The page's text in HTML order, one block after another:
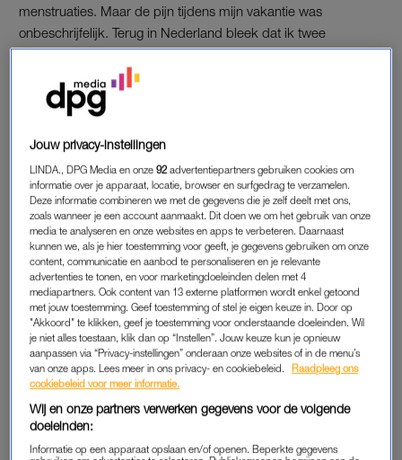
menstruaties. Maar de pijn tijdens mijn vakantie was
onbeschrijfelijk. Terug in Nederland bleek dat ik twee
nierinfarcten heb gehad. Dat verklaarde die extreme buikpijn.”
“De diagnose van mijn pijn was fijn, maar vrij kort daarna
begon eigenlijk pas de ellende. Ik kreeg last van enorme
vaginale bloedingen. Het gebruik van tampons of
maandverband was kansloos. Het bloed stroomde er letterlijk
uit. Hierdoor belandde ik in totaal vijf maanden lang, drie à vier
dagen per maand in een ziekenhuisbed.”
“Uit angst dat de boel verstopt zou raken, kreeg ik een
katheter om het slijm uit mijn baarmoeder te halen. Een nare
periode, ook omdat ik niet op de steun van mijn vriend kon
rekenen. Gelukkig was er wel een lieve collega, die naast het
ziekenhuis woonde en mij iedere dag kwam opzoeken met
broodjes kroket. Hij was er echt voor me, waardoor de vonk
binnen no time oversloeg.”
MISKRAAM
Maand in, maand uit meldde Linda zich weer bij het
Jouw privacy-instellingen
LINDA., DPG Media en onze92 advertentiepartners gebruiken cookies om
informatie over je apparaat, locatie, browser en surfgedrag te verzamelen.
Deze informatie combineren we met de gegevens die je zelf deelt met ons,
zoals wanneer je een account aanmaakt. Dit doen we om het gebruik van onze
media te analyseren en onze websites en apps te verbeteren. Daarnaast
kunnen we, als je hier toestemming voor geeft, je gegevens gebruiken om onze
content, communicatie en aanbod te personaliseren en je relevante
advertenties te tonen, en voor marketingdoeleinden delen met 4
mediapartners. Ook content van 13 externe platformen wordt enkel getoond
met jouw toestemming. Geef toestemming of stel je eigen keuze in. Door op
"Akkoord" te klikken, geef je toestemming voor onderstaande doeleinden. Wil
je niet alles toestaan, klik dan op “Instellen”. Jouw keuze kun je opnieuw
aanpassen via “Privacy-instellingen” onderaan onze websites of in de menu’s
van onze apps. Lees meer in ons privacy- en cookiebeleid.
Raadpleeg ons
cookiebeleid voor meer informatie.
Wij en onze partners verwerken gegevens voor de volgende
doeleinden:
Informatie op een apparaat opslaan en/of openen. Beperkte gegevens